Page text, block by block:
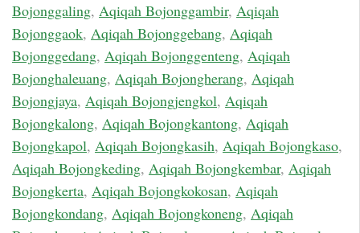
Bojonggaling, Aqiqah Bojonggambir, Aqiqah
Bojonggaok, Aqiqah Bojonggebang, Aqiqah
Bojonggedang, Aqiqah Bojonggenteng, Aqiqah
Bojonghaleuang, Aqiqah Bojongherang, Aqiqah
Bojongjaya, Aqiqah Bojongjengkol, Aqiqah
Bojongkalong, Aqiqah Bojongkantong, Aqiqah
Bojongkapol, Aqiqah Bojongkasih, Aqiqah Bojongkaso,
Aqiqah Bojongkeding, Aqiqah Bojongkembar, Aqiqah
Bojongkerta, Aqiqah Bojongkokosan, Aqiqah
Bojongkondang, Aqiqah Bojongkoneng, Aqiqah